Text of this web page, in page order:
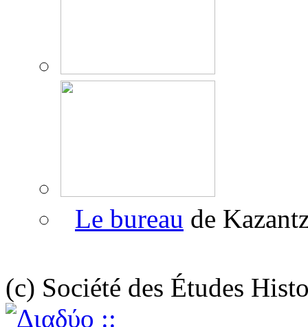
Le bureau de
(c) Société des Études